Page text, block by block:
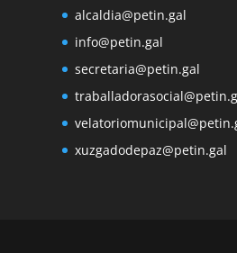
alcaldia@petin.gal
info@petin.gal
secretaria@petin.gal
xuzgadodepaz@petin.gal